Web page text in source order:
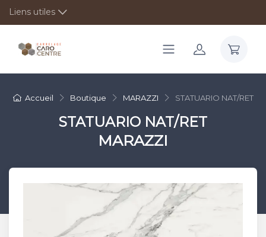
Liens utiles
Accueil Boutique MARAZZI STATUARIO NAT/RET
STATUARIO NAT/RET
MARAZZI